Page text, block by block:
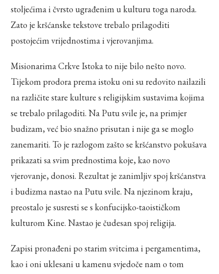
stoljećima i čvrsto ugrađenim u kulturu toga naroda.
Zato je kršćanske tekstove trebalo prilagoditi
postojećim vrijednostima i vjerovanjima.
Misionarima Crkve Istoka to nije bilo nešto novo.
Tijekom prodora prema istoku oni su redovito nailazili
na različite stare kulture s religijskim sustavima kojima
se trebalo prilagoditi. Na Putu svile je, na primjer
budizam, već bio snažno prisutan i nije ga se moglo
zanemariti. To je razlogom zašto se kršćanstvo pokušava
prikazati sa svim prednostima koje, kao novo
vjerovanje, donosi. Rezultat je zanimljiv spoj kršćanstva
i budizma nastao na Putu svile. Na njezinom kraju,
preostalo je susresti se s konfucijsko-taoističkom
kulturom Kine. Nastao je čudesan spoj religija.
Zapisi pronađeni po starim svitcima i pergamentima,
kao i oni uklesani u kamenu svjedoče nam o tom